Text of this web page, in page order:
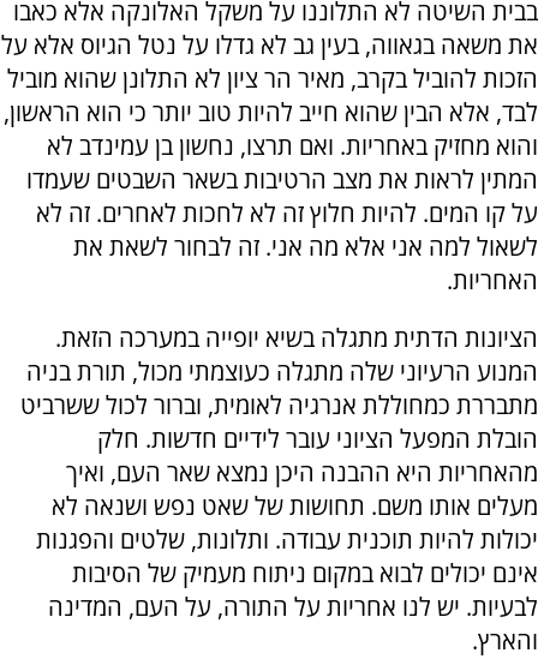
בבית השיטה לא התלוננו על משקל האלונקה אלא כאבו
את משאה בגאווה, בעין גב לא גדלו על נטל הגיוס אלא על
הזכות להוביל בקרב, מאיר הר ציון לא התלונן שהוא מוביל
לבד, אלא הבין שהוא חייב להיות טוב יותר כי הוא הראשון,
והוא מחזיק באחריות. ואם תרצו, נחשון בן עמינדב לא
המתין לראות את מצב הרטיבות בשאר השבטים שעמדו
על קו המים. להיות חלוץ זה לא לחכות לאחרים. זה לא
לשאול למה אני אלא מה אני. זה לבחור לשאת את
האחריות.
הציונות הדתית מתגלה בשיא יופייה במערכה הזאת.
המנוע הרעיוני שלה מתגלה כעוצמתי מכול, תורת בניה
מתבררת כמחוללת אנרגיה לאומית, וברור לכול ששרביט
הובלת המפעל הציוני עובר לידיים חדשות. חלק
מהאחריות היא ההבנה היכן נמצא שאר העם, ואיך
מעלים אותו משם. תחושות של שאט נפש ושנאה לא
יכולות להיות תוכנית עבודה. ותלונות, שלטים והפגנות
אינם יכולים לבוא במקום ניתוח מעמיק של הסיבות
לבעיות. יש לנו אחריות על התורה, על העם, המדינה
והארץ.